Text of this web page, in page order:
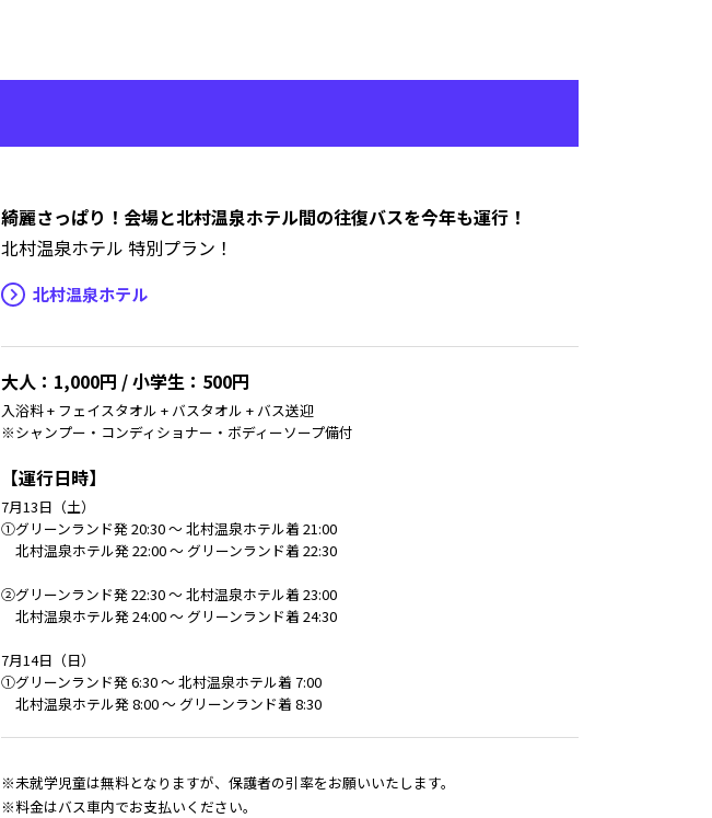
綺麗さっぱり！会場と北村温泉ホテル間の往復バスを今年も運行！
北村温泉ホテル 特別プラン！
北村温泉ホテル
大人：1,000円 / 小学生：500円
入浴料 + フェイスタオル + バスタオル + バス送迎
※シャンプー・コンディショナー・ボディーソープ備付
【運行日時】
7月13日（土）
①グリーンランド発 20:30 ～ 北村温泉ホテル着 21:00
北村温泉ホテル発 22:00 ～ グリーンランド着 22:30
②グリーンランド発 22:30 ～ 北村温泉ホテル着 23:00
北村温泉ホテル発 24:00 ～ グリーンランド着 24:30
7月14日（日）
①グリーンランド発 6:30 ～ 北村温泉ホテル着 7:00
北村温泉ホテル発 8:00 ～ グリーンランド着 8:30
※未就学児童は無料となりますが、保護者の引率をお願いいたします。
※料金はバス車内でお支払いください。